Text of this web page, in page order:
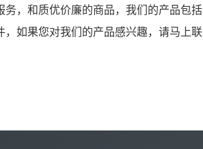
，和质优价廉的商品，我们的产品包括
如果您对我们的产品感兴趣，请马上联